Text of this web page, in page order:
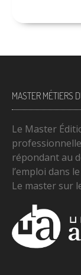
MASTER MÉTIERS
Le Master
répondant au
l’emploi dans
Le master sur